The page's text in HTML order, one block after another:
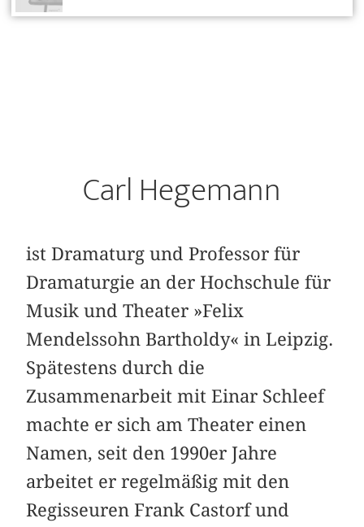
Carl Hegemann
ist Dramaturg und Professor für
Dramaturgie an der Hochschule für
Musik und Theater »Felix
Mendelssohn Bartholdy« in Leipzig.
Spätestens durch die
Zusammenarbeit mit Einar Schleef
machte er sich am Theater einen
Namen, seit den 1990er Jahre
arbeitet er regelmäßig mit den
Regisseuren Frank Castorf und